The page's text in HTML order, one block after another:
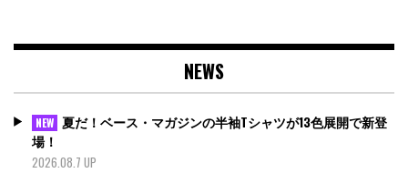
NEWS
NEW 夏だ！ベース・マガジンの半袖Tシャツが13色展開で新登
場！
2026.08.7 UP